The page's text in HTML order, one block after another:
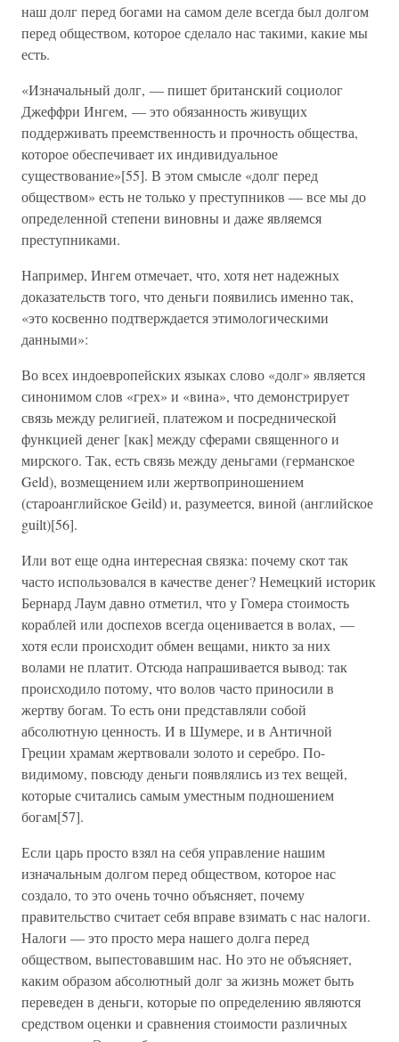
наш долг перед богами на самом деле всегда был долгом
перед обществом, которое сделало нас такими, какие мы
есть.
«Изначальный долг, — пишет британский социолог
Джеффри Ингем, — это обязанность живущих
поддерживать преемственность и прочность общества,
которое обеспечивает их индивидуальное
существование»[55]. В этом смысле «долг перед
обществом» есть не только у преступников — все мы до
определенной степени виновны и даже являемся
преступниками.
Например, Ингем отмечает, что, хотя нет надежных
доказательств того, что деньги появились именно так,
«это косвенно подтверждается этимологическими
данными»:
Во всех индоевропейских языках слово «долг» является
синонимом слов «грех» и «вина», что демонстрирует
связь между религией, платежом и посреднической
функцией денег [как] между сферами священного и
мирского. Так, есть связь между деньгами (германское
Geld), возмещением или жертвоприношением
(староанглийское Geild) и, разумеется, виной (английское
guilt)[56].
Или вот еще одна интересная связка: почему скот так
часто использовался в качестве денег? Немецкий историк
Бернард Лаум давно отметил, что у Гомера стоимость
кораблей или доспехов всегда оценивается в волах, —
хотя если происходит обмен вещами, никто за них
волами не платит. Отсюда напрашивается вывод: так
происходило потому, что волов часто приносили в
жертву богам. То есть они представляли собой
абсолютную ценность. И в Шумере, и в Античной
Греции храмам жертвовали золото и серебро. По-
видимому, повсюду деньги появлялись из тех вещей,
которые считались самым уместным подношением
богам[57].
Если царь просто взял на себя управление нашим
изначальным долгом перед обществом, которое нас
создало, то это очень точно объясняет, почему
правительство считает себя вправе взимать с нас налоги.
Налоги — это просто мера нашего долга перед
обществом, выпестовавшим нас. Но это не объясняет,
каким образом абсолютный долг за жизнь может быть
переведен в деньги, которые по определению являются
средством оценки и сравнения стоимости различных